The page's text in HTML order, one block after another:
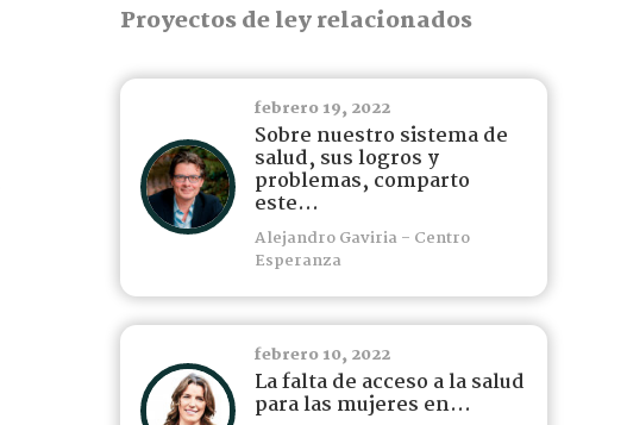
Proyectos de ley relacionados
febrero 19, 2022
Sobre nuestro sistema de
salud, sus logros y
problemas, comparto
este...
Alejandro Gaviria - Centro
Esperanza
febrero 10, 2022
La falta de acceso a la salud
para las mujeres en...